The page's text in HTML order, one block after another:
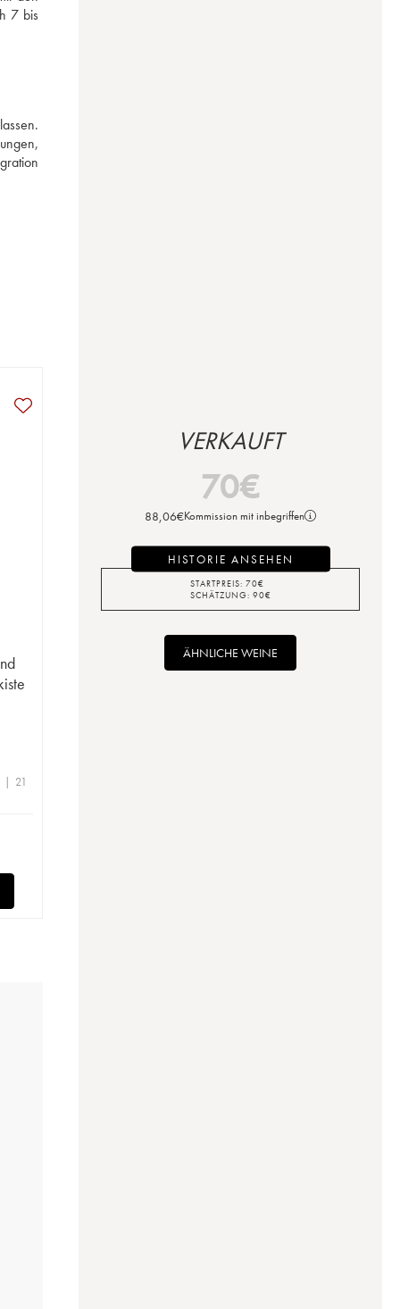
7 bis
| 21
VERKAUFT
70€
88,06€Kommission mit inbegriffen
HISTORIE ANSEHEN
STARTPREIS: 70€
SCHÄTZUNG: 90€
ÄHNLICHE WEINE